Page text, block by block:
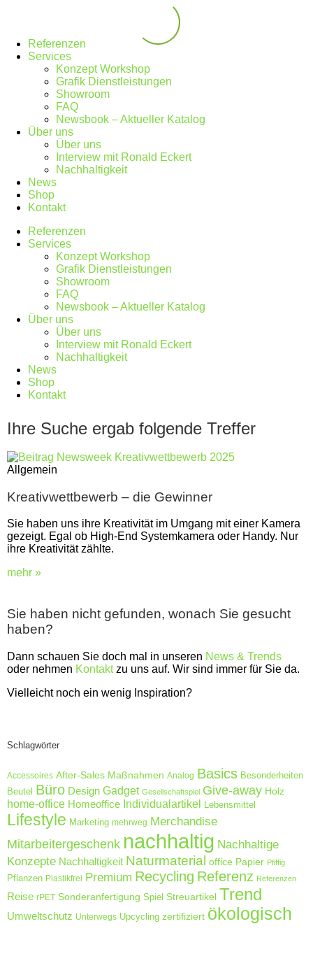
Referenzen
Services
Konzept Workshop
Grafik Dienstleistungen
Showroom
FAQ
Newsbook – Aktueller Katalog
Über uns
Über uns
Interview mit Ronald Eckert
Nachhaltigkeit
News
Shop
Kontakt
Referenzen
Services
Konzept Workshop
Grafik Dienstleistungen
Showroom
FAQ
Newsbook – Aktueller Katalog
Über uns
Über uns
Interview mit Ronald Eckert
Nachhaltigkeit
News
Shop
Kontakt
Ihre Suche ergab folgende Treffer
Allgemein
Kreativwettbewerb – die Gewinner
Sie haben uns ihre Kreativität im Umgang mit einer Kamera
gezeigt. Egal ob High-End Systemkamera oder Handy. Nur
ihre Kreativität zählte.
mehr »
Sie haben nicht gefunden, wonach Sie gesucht
haben?
Dann schauen Sie doch mal in unseren News & Trends
oder nehmen Kontaktzu uns auf. Wir sind immer für Sie da.
Vielleicht noch ein wenig Inspiration?
Schlagwörter
Accessoires After-Sales Maßnahmen Analog Basics Besonderheiten
Beutel Büro Design Gadget Gesellschaftspiel Give-away Holz
home-office Homeoffice Individualartikel Lebensmittel
Lifestyle Marketing mehrweg Merchandise
Mitarbeitergeschenk nachhaltig Nachhaltige
Konzepte Nachhaltigkeit Naturmaterial office Papier Pfiffig
Pflanzen Plastikfrei Premium Recycling Referenz Referenzen
Reise rPET Sonderanfertigung Spiel Streuartikel Trend
Umweltschutz Unterwegs Upcycling zertifiziert ökologisch